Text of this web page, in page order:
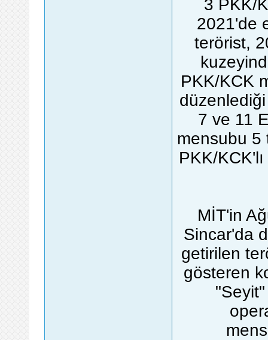
3 PKK/
2021'de
terörist,
PKK/KCK
7 ve 11
mensubu 5
PKK/
MİT'in
Sincar'da
getirilen
gösteren